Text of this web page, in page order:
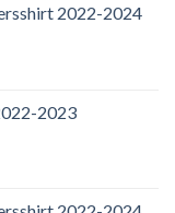
2022-2024
2023